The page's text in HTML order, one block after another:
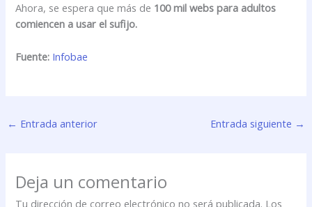
Ahora, se espera que más de 100 mil webs para adultos
comiencen a usar el sufijo.
Fuente: Infobae
← Entrada anterior Entrada siguiente →
Deja un comentario
Tu dirección de correo electrónico no será publicada. Los